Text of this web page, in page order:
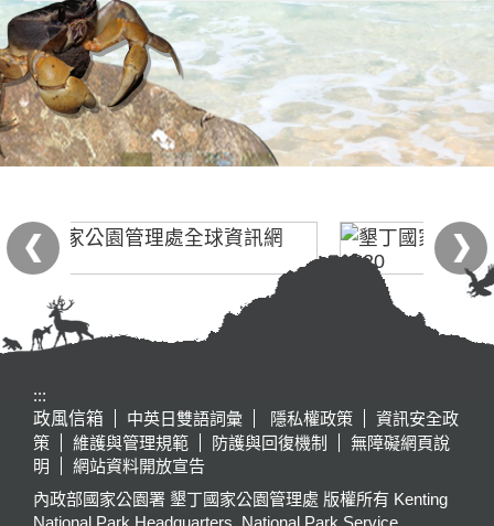
:::
政風信箱
中英日雙語詞彙 隱私權政策
資訊安全政
策
維護與管理規範 防護與回復機制
無障礙網頁說
明
網站資料開放宣告
內政部國家公園署 墾丁國家公園管理處 版權所有 Kenting
National Park Headquarters, National Park Service,